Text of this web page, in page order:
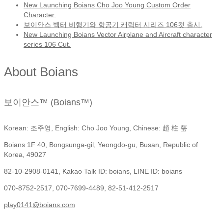
New Launching Boians Cho Joo Young Custom Order
Character.
보이안스 벡터 비행기와 항공기 캐릭터 시리즈 106컷 출시.
New Launching Boians Vector Airplane and Aircraft character
series 106 Cut.
About Boians
보이안스™ (Boians™)
Korean: 조주영, English: Cho Joo Young, Chinese: 趙 柱 瑩
Boians 1F 40, Bongsunga-gil, Yeongdo-gu, Busan, Republic of
Korea, 49027
82-10-2908-0141, Kakao Talk ID: boians, LINE ID: boians
070-8752-2517, 070-7699-4489, 82-51-412-2517
play0141@boians.com